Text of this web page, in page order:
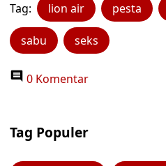
Tag: lion air pesta
sabu seks
0 Komentar
Tag Populer